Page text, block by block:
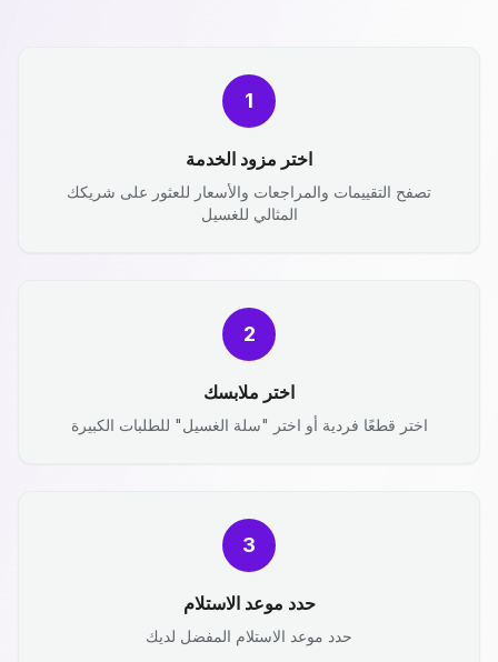
1
اختر مزود الخدمة
تصفح التقييمات والمراجعات والأسعار للعثور على شريكك
المثالي للغسيل
2
اختر ملابسك
اختر قطعًا فردية أو اختر "سلة الغسيل" للطلبات الكبيرة
3
حدد موعد الاستلام
حدد موعد الاستلام المفضل لديك